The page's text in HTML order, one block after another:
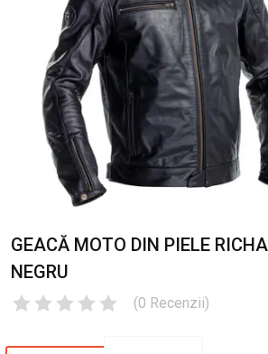
GEACĂ MOTO DIN PIELE
NEGRU
(0 Recenzii)